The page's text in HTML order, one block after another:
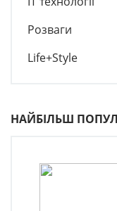
Розваги
Life+Style
НАЙБІЛЬШ